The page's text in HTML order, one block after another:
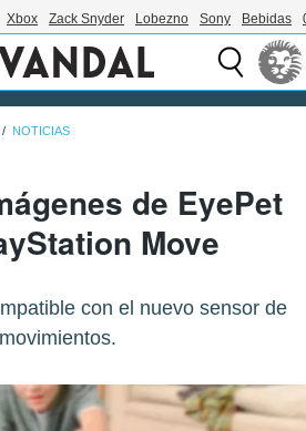
Xbox Zack Snyder Lobezno Sony Bebidas
NOTICIAS
de EyePet
Move
con el nuevo sensor de
movimientos.